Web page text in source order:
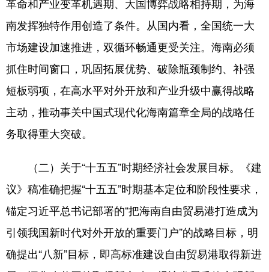
南发挥独特作用创造了条件。从国内看，全国统一大
市场建设加速推进，双循环畅通更受关注。海南必须
抓住时间窗口，巩固拓展优势、破除瓶颈制约、补强
短板弱项，在高水平对外开放和产业升级中赢得战略
主动，推动事关中国式现代化海南篇章全局的战略任
务取得重大突破。
（二）关于“十五五”时期经济社会发展目标。《建
议》稿准确把握“十五五”时期基本定位和阶段性要求，
锚定习近平总书记部署的“把海南自由贸易港打造成为
引领我国新时代对外开放的重要门户”的战略目标，明
确提出“八新”目标，即高标准建设自由贸易港取得新进